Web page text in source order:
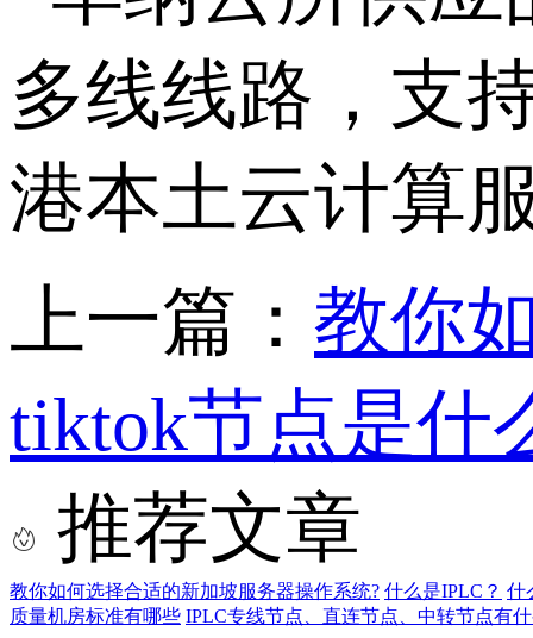
多线线路，支
港本土云计算
上一篇： 教你
tiktok节点是什
推荐文章
教你如何选择合适的新加坡服务器操作系统? 什么是IPLC？ 什
质量机房标准有哪些 IPLC专线节点、直连节点、中转节点有